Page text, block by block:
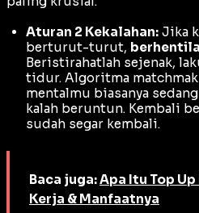
Aturan 2 Kekalahan: Jika
berturut-turut,
Beristirahatlah sejenak,
tidur. Algoritma
mentalmu biasanya
kalah beruntun. Kembali
sudah segar kembali.
Baca juga:Apa Itu Top
Kerja & Manfaatnya